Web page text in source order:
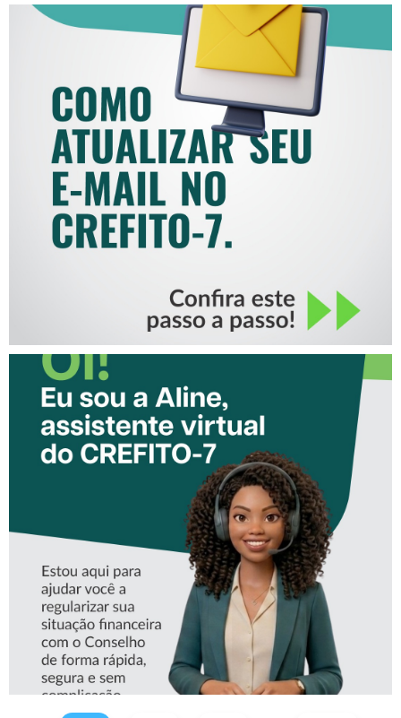
COMO ATUALIZAR SEU E-
MAIL NO CREFITO-7
CONHEÇA A ‘ALINE’,
ASSISTENTE VIRTUAL DO
CREFITO-7